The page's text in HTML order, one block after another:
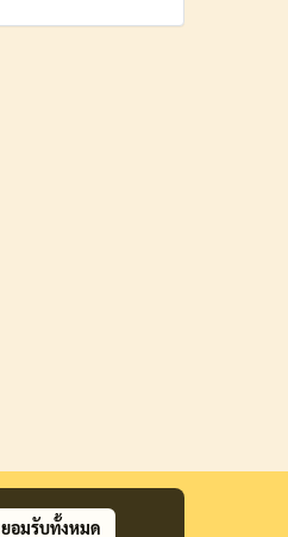
ยอมรับทั้งหมด